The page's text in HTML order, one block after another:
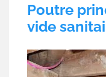
Poutre
vide